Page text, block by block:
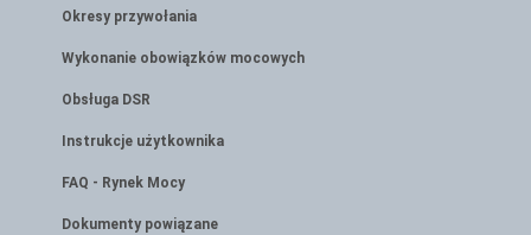
Okresy przywołania
Wykonanie obowiązków mocowych
Obsługa DSR
Instrukcje użytkownika
FAQ - Rynek Mocy
Dokumenty powiązane